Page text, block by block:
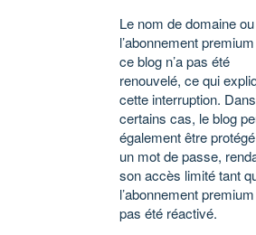
Le nom de domaine ou
l’abonnement
ce blog n’a pas été
renouvelé, ce qui
cette interruption. Dans
certains cas, le blog
également être
un mot de passe,
son accès limité tant
l’abonnement premium
pas été réactivé.